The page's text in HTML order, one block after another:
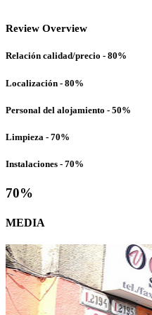
Review Overview
Relación calidad/precio - 80%
Localización - 80%
Personal del alojamiento - 50%
Limpieza - 70%
Instalaciones - 70%
70%
MEDIA